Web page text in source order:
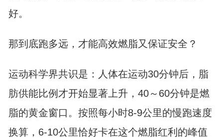
好。
那到底跑多远，才能高效燃脂又保证安全？
运动科学界共识是：人体在运动30分钟后，脂
肪供能比例才开始显著上升，40～60分钟是燃
脂的黄金窗口。按照每小时8-9公里的慢跑速度
换算，6-10公里恰好卡在这个燃脂红利的峰值